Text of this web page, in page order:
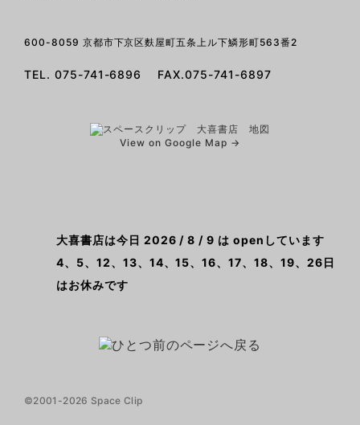
600-8059 京都市下京区麩屋町五条上ル下鱗形町563番2
TEL. 075-741-6896 FAX.075-741-6897
View on Google Map →
大喜書店は今日 2026 / 8 / 9 は openしています
4、5、12、13、14、15、16、17、18、19、26日
はお休みです
©2001-2026 Space Clip